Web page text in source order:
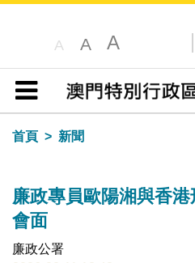
A A A
目錄
首頁
新聞
廉政專員歐陽湘與香
會面
廉政公署